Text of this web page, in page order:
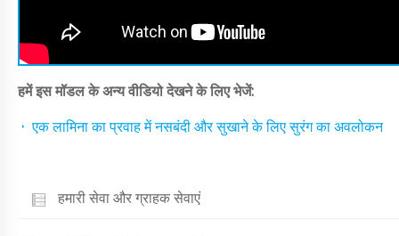
हमें इस मॉडल के अन्य वीडियो देखने के लिए भेजें:
एक लामिना का प्रवाह में नसबंदी और सुखाने के लिए सुरंग का अवलोकन
हमारी सेवा और ग्राहक सेवाएं